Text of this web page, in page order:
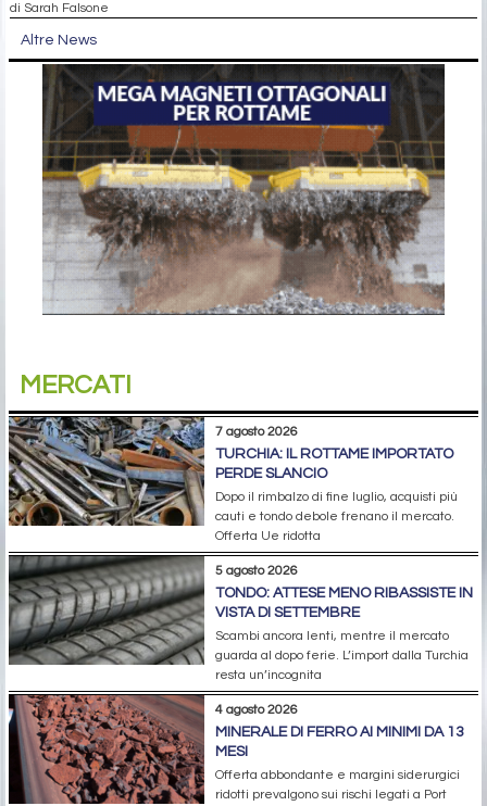
di Sarah Falsone
Altre News
MERCATI
7 agosto 2026
TURCHIA: IL ROTTAME IMPORTATO
PERDE SLANCIO
Dopo il rimbalzo di fine luglio, acquisti più
cauti e tondo debole frenano il mercato.
Offerta Ue ridotta
5 agosto 2026
TONDO: ATTESE MENO RIBASSISTE IN
VISTA DI SETTEMBRE
Scambi ancora lenti, mentre il mercato
guarda al dopo ferie. L’import dalla Turchia
resta un’incognita
4 agosto 2026
MINERALE DI FERRO AI MINIMI DA 13
MESI
Offerta abbondante e margini siderurgici
ridotti prevalgono sui rischi legati a Port